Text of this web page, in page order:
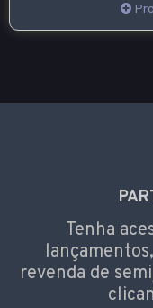
Tenha
revenda de